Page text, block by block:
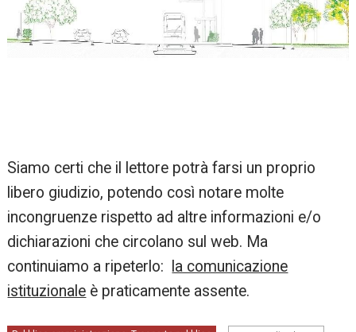
Siamo certi che il lettore potrà farsi un proprio
libero giudizio, potendo così notare molte
incongruenze rispetto ad altre informazioni e/o
dichiarazioni che circolano sul web. Ma
continuiamo a ripeterlo:
la comunicazione
istituzionale è praticamente assente.